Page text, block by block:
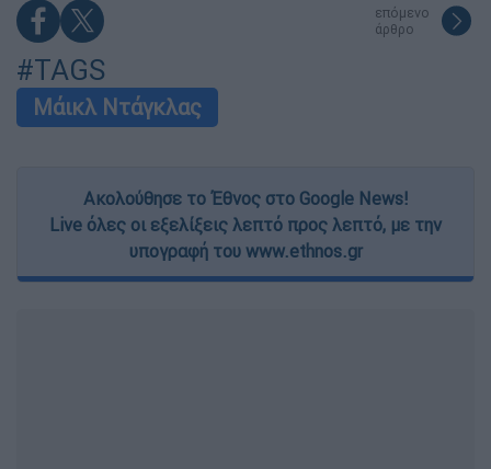
επόμενο
άρθρο
#TAGS
Μάικλ Ντάγκλας
Ακολούθησε το Έθνος στο Google News!
Live όλες οι εξελίξεις λεπτό προς λεπτό, με την
υπογραφή του www.ethnos.gr